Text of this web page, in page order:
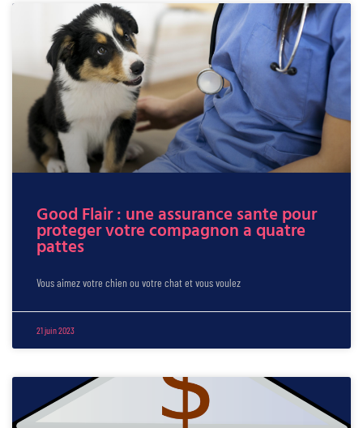
Good Flair : une assurance sante pour
proteger votre compagnon a quatre
pattes
Vous aimez votre chien ou votre chat et vous voulez
21 juin 2023